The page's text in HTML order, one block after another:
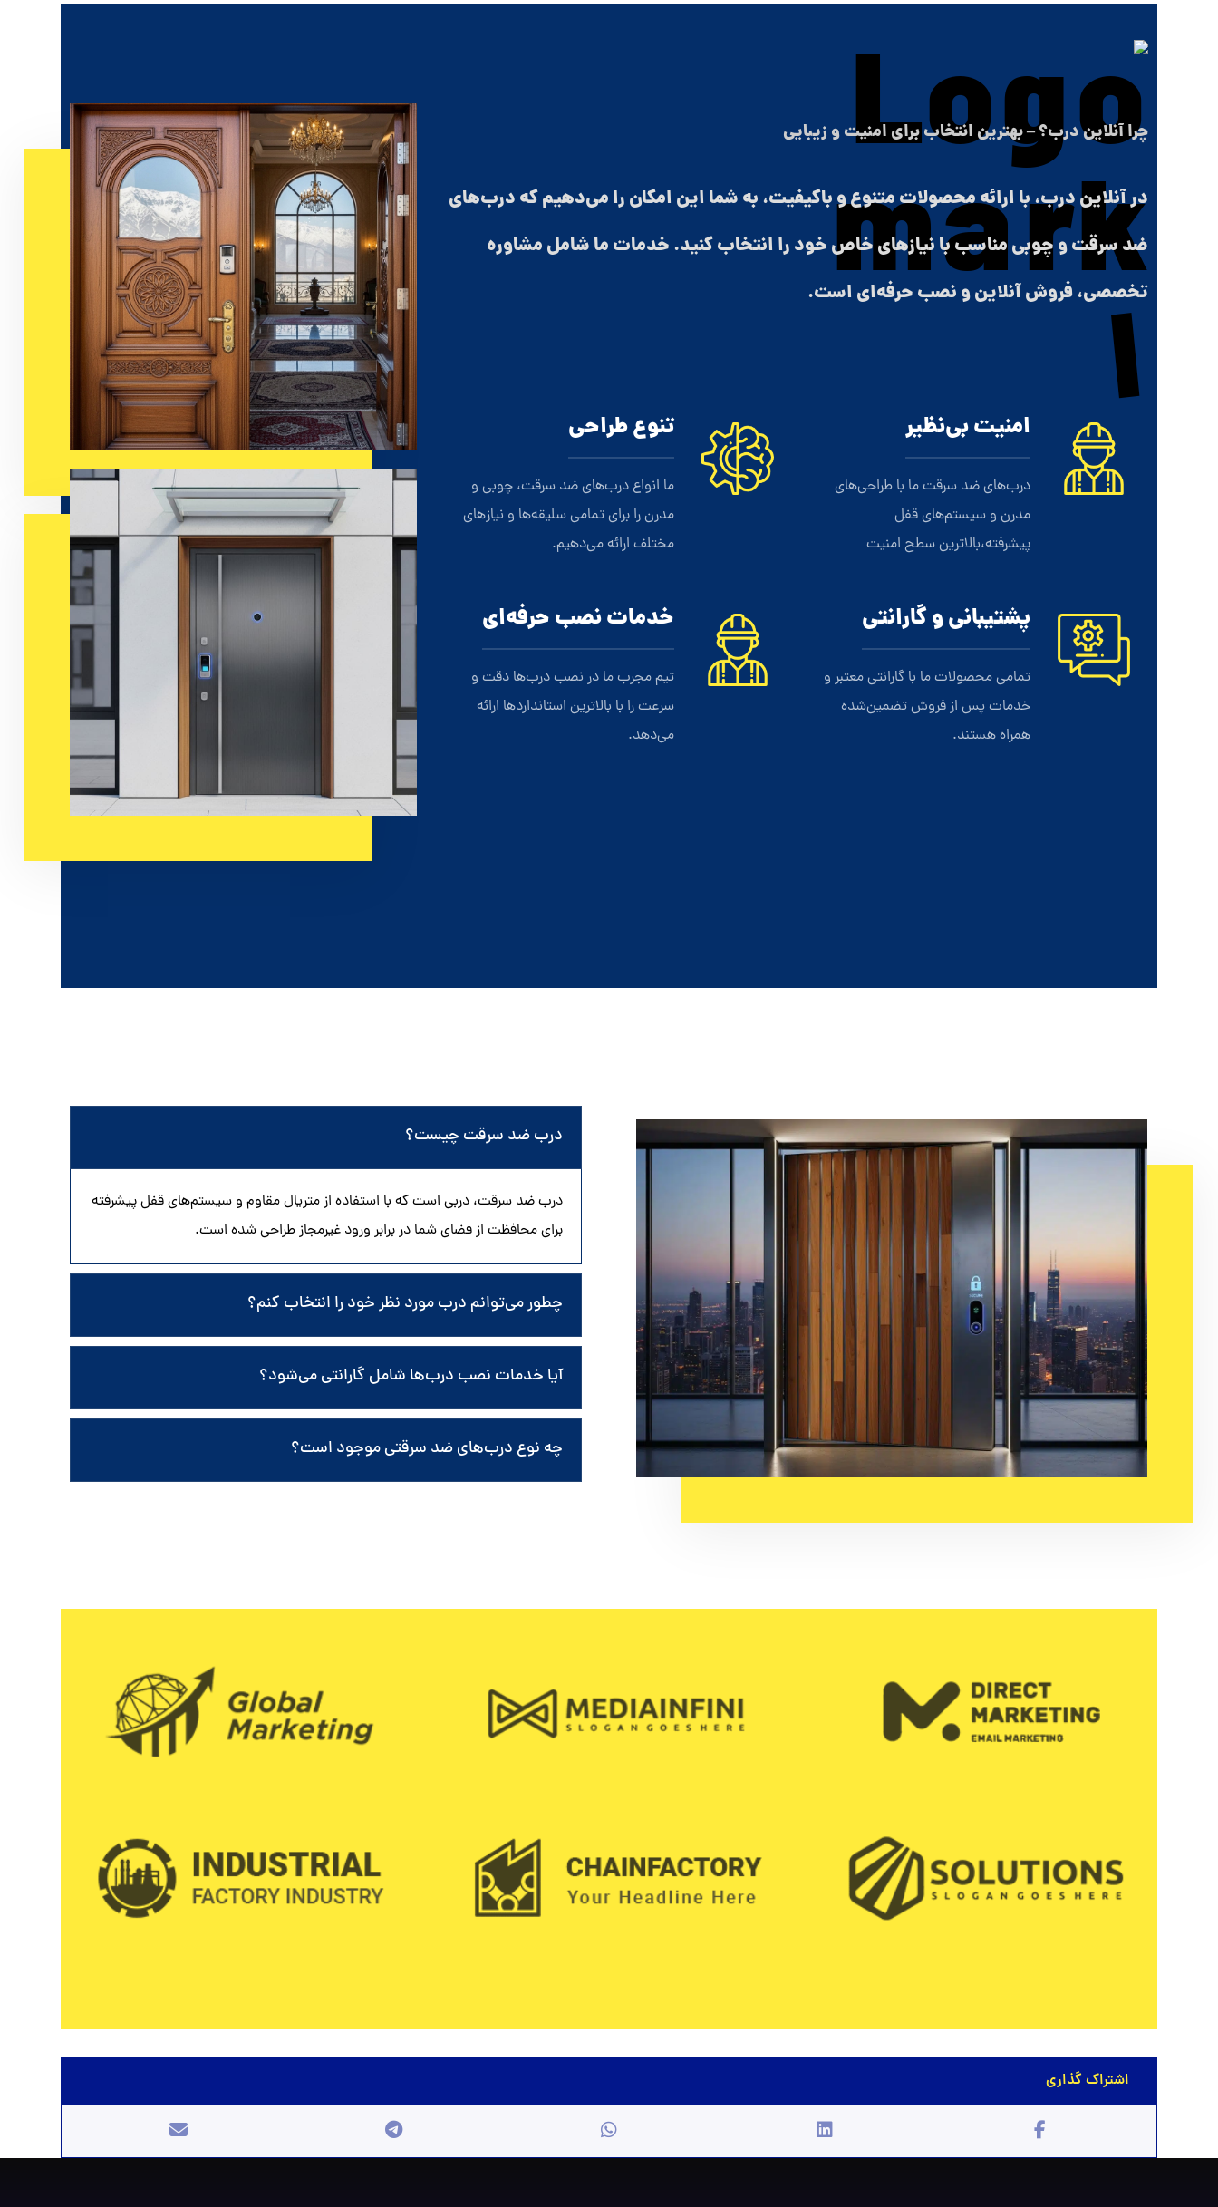
چرا آنلاین درب؟ – بهترین انتخاب برای امنیت و زیبایی
در آنلاین درب، با ارائه محصولات متنوع و باکیفیت، به شما این امکان را می‌دهیم که درب‌های
ضد سرقت و چوبی مناسب با نیازهای خاص خود را انتخاب کنید. خدمات ما شامل مشاوره
تخصصی، فروش آنلاین و نصب حرفه‌ای است.
امنیت بی‌نظیر
درب‌های ضد سرقت ما با طراحی‌های
مدرن و سیستم‌های قفل
پیشرفته،بالاترین سطح امنیت
پشتیبانی و گارانتی
تمامی محصولات ما با گارانتی معتبر و
خدمات پس از فروش تضمین‌شده
همراه هستند.
تنوع طراحی
ما انواع درب‌های ضد سرقت، چوبی و
مدرن را برای تمامی سلیقه‌ها و نیازهای
مختلف ارائه می‌دهیم.
خدمات نصب حرفه‌ای
تیم مجرب ما در نصب درب‌ها دقت و
سرعت را با بالاترین استانداردها ارائه
می‌دهد.
درب ضد سرقت چیست؟
درب ضد سرقت، دربی است که با استفاده از متریال مقاوم و سیستم‌های قفل پیشرفته
برای محافظت از فضای شما در برابر ورود غیرمجاز طراحی شده است.
چطور می‌توانم درب مورد نظر خود را انتخاب کنم؟
آیا خدمات نصب درب‌ها شامل گارانتی می‌شود؟
چه نوع درب‌های ضد سرقتی موجود است؟